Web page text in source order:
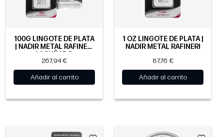
100G LINGOTE DE PLATA
| NADIR METAL RAFINERI
267,94 €
Añadir al carrito
1 OZ LINGOTE DE PLATA |
NADIR METAL RAFINERI
87,76 €
Añadir al carrito